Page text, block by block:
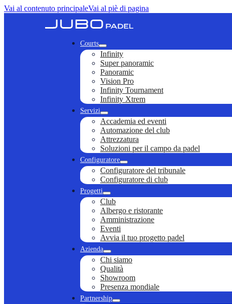
Vai al contenuto principaleVai al piè di pagina
Courts
Infinity
Super panoramic
Panoramic
Vision Pro
Infinity Tournament
Infinity Xtrem
Servizi
Accademia ed eventi
Automazione del club
Attrezzatura
Soluzioni per il campo da padel
Configuratore
Configuratore del tribunale
Configuratore di club
Progetti
Club
Albergo e ristorante
Amministrazione
Eventi
Avvia il tuo progetto padel
Azienda
Chi siamo
Qualità
Showroom
Presenza mondiale
Partnership